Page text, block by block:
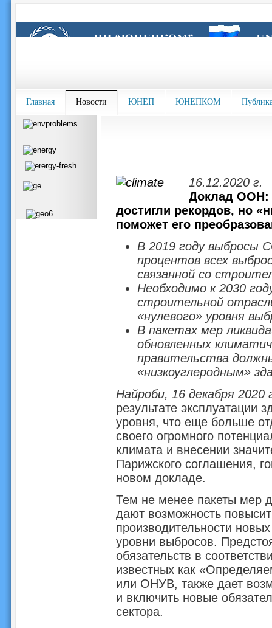
Главная Новости ЮНЕП ЮНЕПКОМ
16.12.2020 г.
Доклад ООН:
достигли рекордов, но
поможет его
В 2019 году выбросы
процентов всех
связанной со
Необходимо к 2030
строительной
«нулевого» уровня
В пакетах мер
обновленных
правительства
«низкоуглеродным»
Найроби, 16 декабря 2020
результате эксплуатации
уровня, что еще больше
своего огромного
климата и внесении
Парижского соглашения,
новом докладе.
Тем не менее пакеты мер
дают возможность
производительности
уровни выбросов.
обязательств в
известных как
или ОНУВ, также дает
и включить новые
сектора.